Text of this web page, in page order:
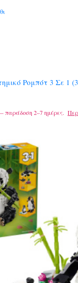
Ρομπότ 3 Σε 1
2–7 ημέρες.